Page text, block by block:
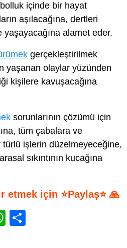
bolluk içinde bir hayat
aşılacağına, dertleri
alamet eder.
gerçekleştirilmek
yaşanan olaylar yüzünden
kişilere kavuşacağına
sorunlarının çözümü için
tüm çabalara ve
işlerin düzelmeyeceğine,
sıkıntının kucağına
için ⭐Paylaş⭐ 🙏
W